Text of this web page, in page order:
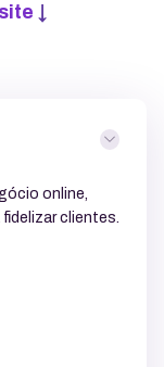
↓
online,
clientes.